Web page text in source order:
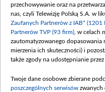
przechowywanie oraz na
nas, czyli Telewizję Polską S.A. w
Zaufanych Partnerów z IAB* (1201
Partnerów TVP (93 firm) , w celach
zautomatyzowanego dopasowania
mierzenia ich skuteczności) i
także zgody na udostępnianie
Twoje dane osobowe zbierane
poszczególnych serwisów zwanych